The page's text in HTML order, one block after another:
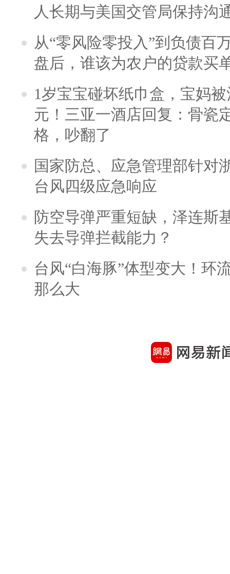
人长期与美国交管局保持沟
从“零风险零投入”到负债百
盘后，谁该为农户的贷款买
1岁宝宝碰坏纸巾盒，宝妈
元！三亚一酒店回复：骨瓷
格，吵翻了
国家防总、应急管理部针对
台风四级应急响应
防空导弹严重短缺，泽连斯
失去导弹拦截能力？
台风“白海豚”体型变大！环
那么大